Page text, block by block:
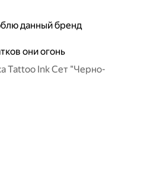
данный бренд
они огонь
Tattoo Ink Сет "Черно-